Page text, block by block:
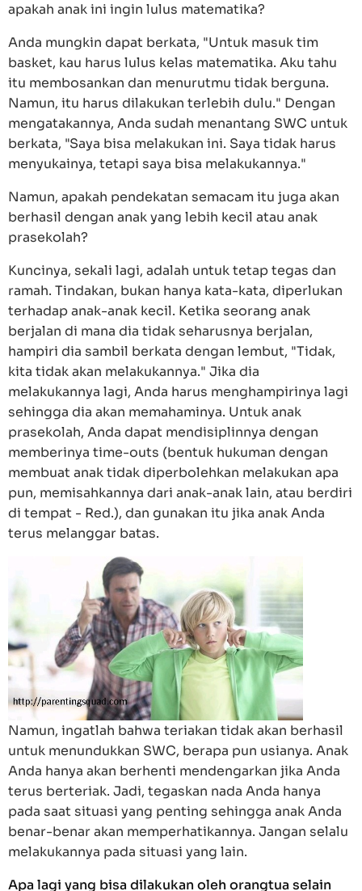
apakah anak ini ingin lulus matematika?
Anda mungkin dapat berkata, "Untuk masuk tim
basket, kau harus lulus kelas matematika. Aku tahu
itu membosankan dan menurutmu tidak berguna.
Namun, itu harus dilakukan terlebih dulu." Dengan
mengatakannya, Anda sudah menantang SWC untuk
berkata, "Saya bisa melakukan ini. Saya tidak harus
menyukainya, tetapi saya bisa melakukannya."
Namun, apakah pendekatan semacam itu juga akan
berhasil dengan anak yang lebih kecil atau anak
prasekolah?
Kuncinya, sekali lagi, adalah untuk tetap tegas dan
ramah. Tindakan, bukan hanya kata-kata, diperlukan
terhadap anak-anak kecil. Ketika seorang anak
berjalan di mana dia tidak seharusnya berjalan,
hampiri dia sambil berkata dengan lembut, "Tidak,
kita tidak akan melakukannya." Jika dia
melakukannya lagi, Anda harus menghampirinya lagi
sehingga dia akan memahaminya. Untuk anak
prasekolah, Anda dapat mendisiplinnya dengan
memberinya time-outs (bentuk hukuman dengan
membuat anak tidak diperbolehkan melakukan apa
pun, memisahkannya dari anak-anak lain, atau berdiri
di tempat - Red.), dan gunakan itu jika anak Anda
terus melanggar batas.
Namun, ingatlah bahwa teriakan tidak akan berhasil
untuk menundukkan SWC, berapa pun usianya. Anak
Anda hanya akan berhenti mendengarkan jika Anda
terus berteriak. Jadi, tegaskan nada Anda hanya
pada saat situasi yang penting sehingga anak Anda
benar-benar akan memperhatikannya. Jangan selalu
melakukannya pada situasi yang lain.
Apa lagi yang bisa dilakukan oleh orangtua selain